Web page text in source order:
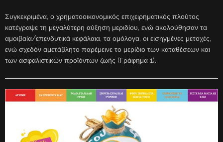
Συγκεκριμένα, ο χρηματοοικονομικός επιχειρηματικός πλούτος
κατέγραψε τη μεγαλύτερη αύξηση μεριδίου, ενώ ακολούθησαν τα
αμοιβαία/επενδυτικά κεφάλαια, τα ομόλογα, οι εισηγμένες μετοχές,
ενώ σχεδόν αμετάβλητο παρέμεινε το μερίδιο των καταθέσεων και
των ασφαλιστικών προϊόντων ζωής (Γράφημα 1).